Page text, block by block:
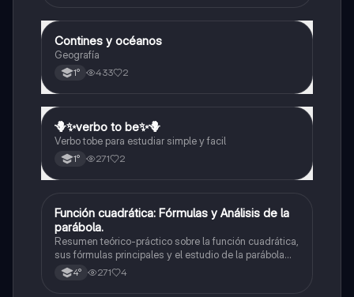
Geografía
Contines y océanos
Geografía
1° 433 2
Inglés
🪻✨️verbo to be✨️🪻
Verbo tobe para estudiar simple y facil
1° 271 2
Matemáticas
Función cuadrática: Fórmulas y Análisis de la
parábola.
Resumen teórico-práctico sobre la función cuadrática,
sus fórmulas principales y el estudio de la parábola
como representación gráfica.Incluye desarrollo de la
forma general, cálculo de raíces, vértice y elementos
4° 271 4